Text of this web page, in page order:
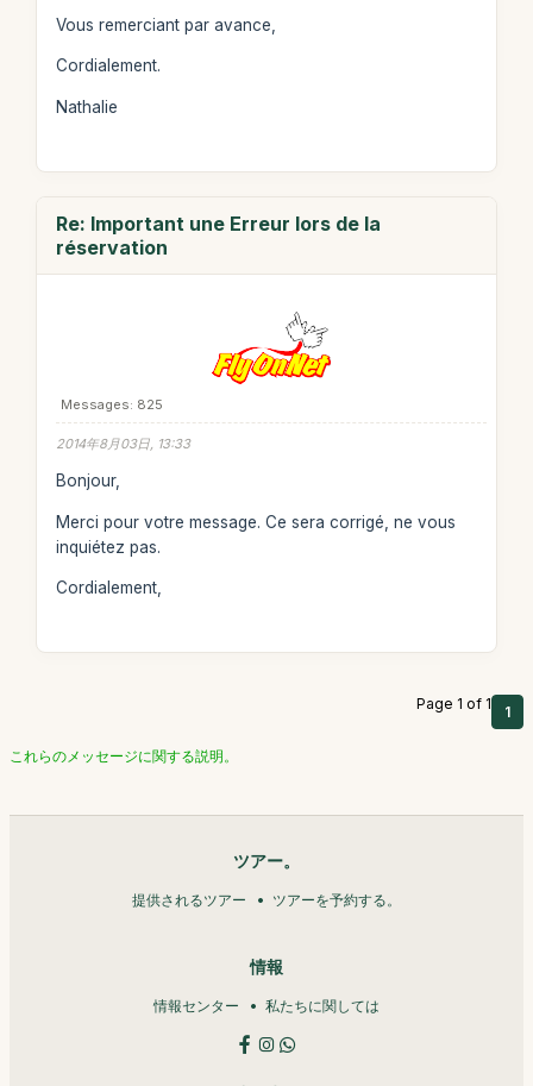
Vous remerciant par avance,
Cordialement.
Nathalie
Re: Important une Erreur lors de la
réservation
Messages: 825
2014年8月03日, 13:33
Bonjour,
Merci pour votre message. Ce sera corrigé, ne vous
inquiétez pas.
Cordialement,
Page 1 of 1 1
これらのメッセージに関する説明。
ツアー。
提供されるツアー ツアーを予約する。
情報
情報センター 私たちに関しては